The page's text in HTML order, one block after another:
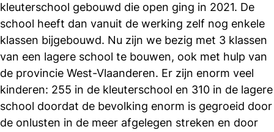
kleuterschool gebouwd die open ging in 2021. De
school heeft dan vanuit de werking zelf nog enkele
klassen bijgebouwd. Nu zijn we bezig met 3 klassen
van een lagere school te bouwen, ook met hulp van
de provincie West-Vlaanderen. Er zijn enorm veel
kinderen: 255 in de kleuterschool en 310 in de lagere
school doordat de bevolking enorm is gegroeid door
de onlusten in de meer afgelegen streken en door